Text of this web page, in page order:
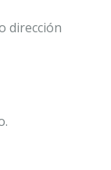
dirección